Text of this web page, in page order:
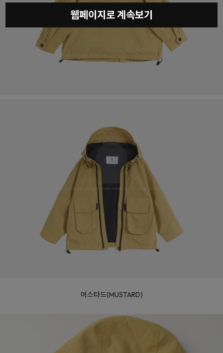
머스타드(MUSTARD)
웹페이지로 계속보기